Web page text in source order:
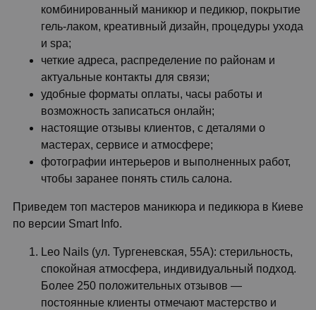
комбинированный маникюр и педикюр, покрытие
гель-лаком, креативный дизайн, процедуры ухода
и spa;
четкие адреса, распределение по районам и
актуальные контакты для связи;
удобные форматы оплаты, часы работы и
возможность записаться онлайн;
настоящие отзывы клиентов, с деталями о
мастерах, сервисе и атмосфере;
фотографии интерьеров и выполненных работ,
чтобы заранее понять стиль салона.
Приведем топ мастеров маникюра и педикюра в Киеве
по версии Smart Info.
Leo Nails (ул. Тургеневская, 55А): стерильность,
спокойная атмосфера, индивидуальный подход.
Более 250 положительных отзывов —
постоянные клиенты отмечают мастерство и